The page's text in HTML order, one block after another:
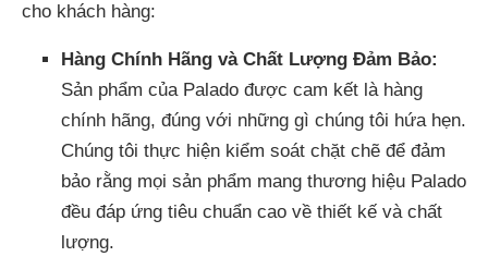
cho khách hàng:
Hàng Chính Hãng và Chất Lượng Đảm Bảo:
Sản phẩm của Palado được cam kết là hàng
chính hãng, đúng với những gì chúng tôi hứa hẹn.
Chúng tôi thực hiện kiểm soát chặt chẽ để đảm
bảo rằng mọi sản phẩm mang thương hiệu Palado
đều đáp ứng tiêu chuẩn cao về thiết kế và chất
lượng.